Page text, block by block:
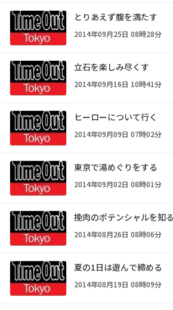
とりあえず腹を満たす
2014年09月25日 08時28分
立石を楽しみ尽くす
2014年09月16日 10時41分
ヒーローについて行く
2014年09月09日 07時02分
東京で湯めぐりをする
2014年09月02日 08時01分
挽肉のポテンシャルを知る
2014年08月26日 08時06分
夏の1日は遊んで締める
2014年08月19日 08時09分